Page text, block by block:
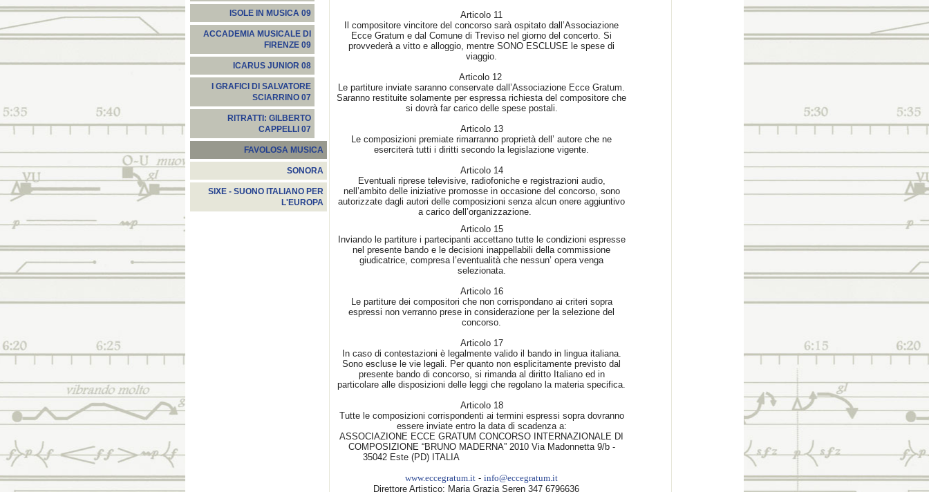
ISOLE IN MUSICA 09
ACCADEMIA MUSICALE DI
FIRENZE 09
ICARUS JUNIOR 08
I GRAFICI DI SALVATORE
SCIARRINO 07
RITRATTI: GILBERTO
CAPPELLI 07
FAVOLOSA MUSICA
SONORA
SIXE - SUONO ITALIANO PER
L'EUROPA
Articolo 11
Il compositore vincitore del concorso sarà ospitato dall’Associazione
Ecce Gratum e dal Comune di Treviso nel giorno del concerto. Si
provvederà a vitto e alloggio, mentre SONO ESCLUSE le spese di
viaggio.
Articolo 12
Le partiture inviate saranno conservate dall’Associazione Ecce Gratum.
Saranno restituite solamente per espressa richiesta del compositore che
si dovrà far carico delle spese postali.
Articolo 13
Le composizioni premiate rimarranno proprietà dell’ autore che ne
eserciterà tutti i diritti secondo la legislazione vigente.
Articolo 14
Eventuali riprese televisive, radiofoniche e registrazioni audio,
nell’ambito delle iniziative promosse in occasione del concorso, sono
autorizzate dagli autori delle composizioni senza alcun onere aggiuntivo
a carico dell’organizzazione.
Articolo 15
Inviando le partiture i partecipanti accettano tutte le condizioni espresse
nel presente bando e le decisioni inappellabili della commissione
giudicatrice, compresa l’eventualità che nessun’ opera venga
selezionata.
Articolo 16
Le partiture dei compositori che non corrispondano ai criteri sopra
espressi non verranno prese in considerazione per la selezione del
concorso.
Articolo 17
In caso di contestazioni è legalmente valido il bando in lingua italiana.
Sono escluse le vie legali. Per quanto non esplicitamente previsto dal
presente bando di concorso, si rimanda al diritto Italiano ed in
particolare alle disposizioni delle leggi che regolano la materia specifica.
Articolo 18
Tutte le composizioni corrispondenti ai termini espressi sopra dovranno
essere inviate entro la data di scadenza a:
ASSOCIAZIONE ECCE GRATUM CONCORSO INTERNAZIONALE DI
COMPOSIZIONE “BRUNO MADERNA” 2010 Via Madonnetta 9/b -
35042 Este (PD) ITALIA
www.eccegratum.it - info@eccegratum.it
Direttore Artistico: Maria Grazia Seren 347 6796636